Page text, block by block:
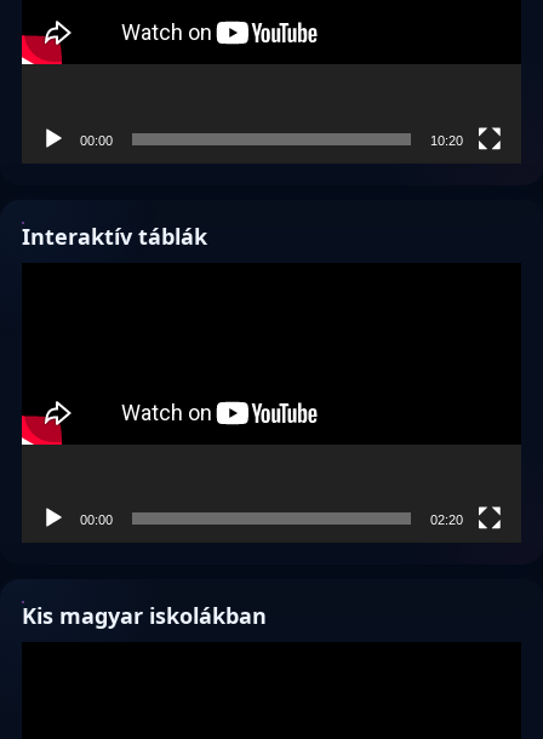
00:00 10:20
Interaktív táblák
00:00 02:20
Kis magyar iskolákban